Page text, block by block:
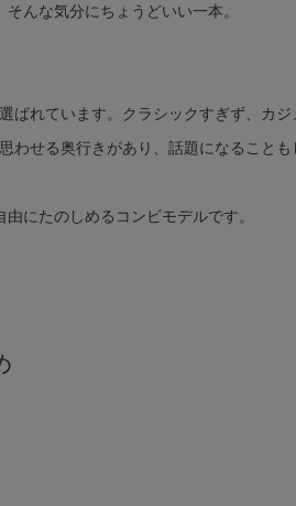
んな気分にちょうどいい一本。
れています。クラシックすぎず、カジ
せる奥行きがあり、話題になることも
にたのしめるコンビモデルです。